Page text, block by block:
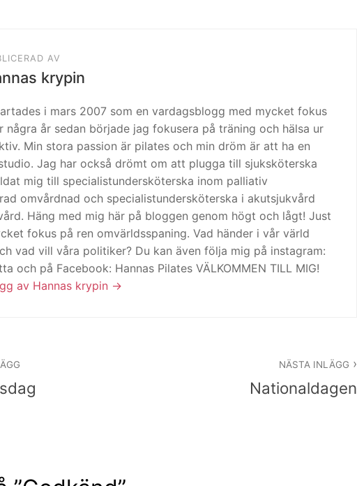
AV
krypin
i mars 2007 som en vardagsblogg med mycket fokus
några år sedan började jag fokusera på träning och hälsa ur
Min stora passion är pilates och min dröm är att ha en
Jag har också drömt om att plugga till sjuksköterska
mig till specialistundersköterska inom palliativ
omvårdnad och specialistundersköterska i akutsjukvård
Häng med mig här på bloggen genom högt och lågt! Just
fokus på ren omvärldsspaning. Vad händer i vår värld
vad vill våra politiker? Du kan även följa mig på instagram:
och på Facebook: Hannas Pilates VÄLKOMMEN TILL MIG!
av Hannas krypin
NÄSTA INLÄGG
Nationaldagen